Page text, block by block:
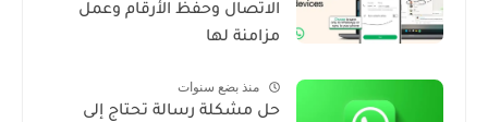
الاتصال وحفظ الأرقام وعمل
مزامنة لها
منذ بضع سنوات
حل مشكلة رسالة تحتاج إلى